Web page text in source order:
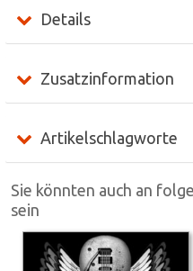
Details
Zusatzinformation
Artikelschlagworte
Sie könnten auch an
sein